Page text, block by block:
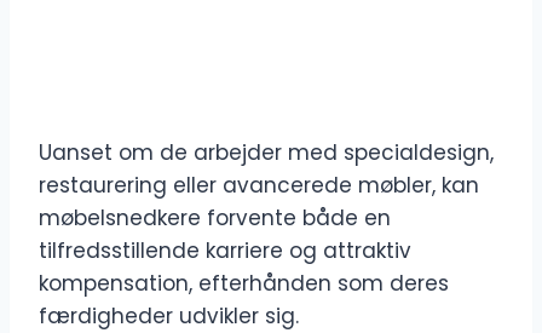
Uanset om de arbejder med specialdesign,
restaurering eller avancerede møbler, kan
møbelsnedkere forvente både en
tilfredsstillende karriere og attraktiv
kompensation, efterhånden som deres
færdigheder udvikler sig.